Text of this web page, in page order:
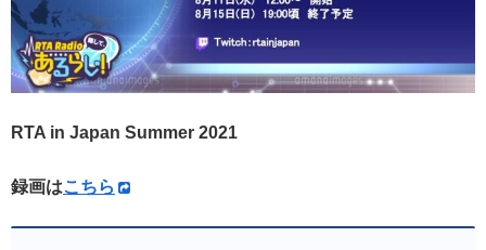
RTA in Japan Summer 2021
録画はこちら